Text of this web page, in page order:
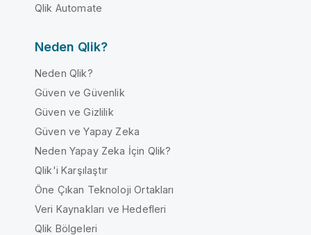
Qlik Automate
Neden Qlik?
Neden Qlik?
Güven ve Güvenlik
Güven ve Gizlilik
Güven ve Yapay Zeka
Neden Yapay Zeka İçin Qlik?
Qlik'i Karşılaştır
Öne Çıkan Teknoloji Ortakları
Veri Kaynakları ve Hedefleri
Qlik Bölgeleri